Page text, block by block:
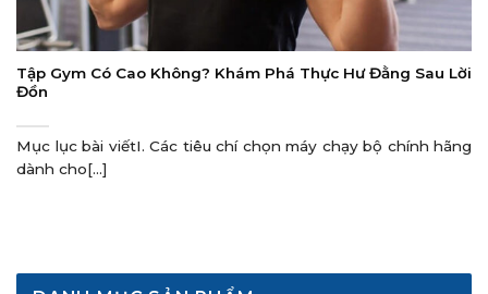
Tập Gym Có Cao Không? Khám Phá Thực Hư Đằng Sau Lời
Đồn
Mục lục bài viếtI. Các tiêu chí chọn máy chạy bộ chính hãng
dành cho[...]